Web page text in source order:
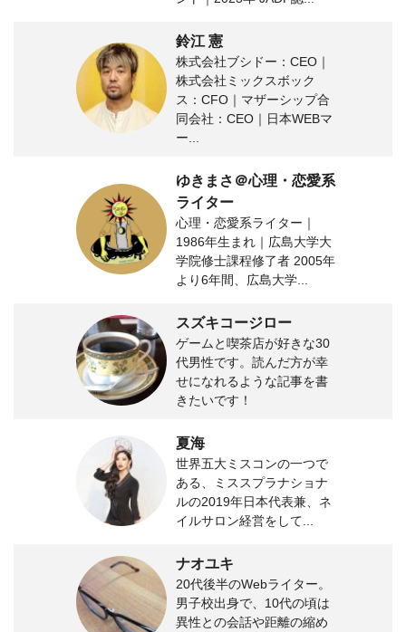
鈴江 憲
株式会社ブシドー：CEO｜
株式会社ミックスボック
ス：CFO｜マザーシップ合
同会社：CEO｜日本WEBマ
ー...
ゆきまさ＠心理・恋愛系
ライター
心理・恋愛系ライター｜
1986年生まれ｜広島大学大
学院修士課程修了者 2005年
より6年間、広島大学...
スズキコージロー
ゲームと喫茶店が好きな30
代男性です。読んだ方が幸
せになれるような記事を書
きたいです！
夏海
世界五大ミスコンの一つで
ある、ミススプラナショナ
ルの2019年日本代表兼、ネ
イルサロン経営をして...
ナオユキ
20代後半のWebライター。
男子校出身で、10代の頃は
異性との会話や距離の縮め